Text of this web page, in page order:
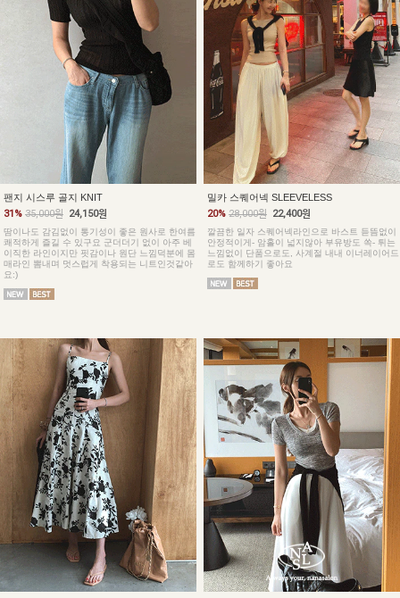
팬지 시스루 골지 KNIT
31% 35,000원 24,150원
땀이나도 감김없이 통기성이 좋은 원사로 한여름
쾌적하게 즐길 수 있구요 군더더기 없이 아주 베
이직한 라인이지만 핏감이나 원단 느낌덕분에 몸
매라인 뽐내며 멋스럽게 착용되는 니트인것같아
요:)
밀카 스퀘어넥 SLEEVELESS
20% 28,000원 22,400원
깔끔한 일자 스퀘어넥라인으로 바스트 듣뜸없이
안정적이게- 암홀이 넓지않아 부유방도 쏙- 튀는
느낌없이 단품으로도, 사계절 내내 이너레이어드
로도 함께하기 좋아요